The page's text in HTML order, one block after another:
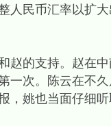
人民币汇率以扩
的支持。赵在中
一次。陈云在不
，姚也当面仔细